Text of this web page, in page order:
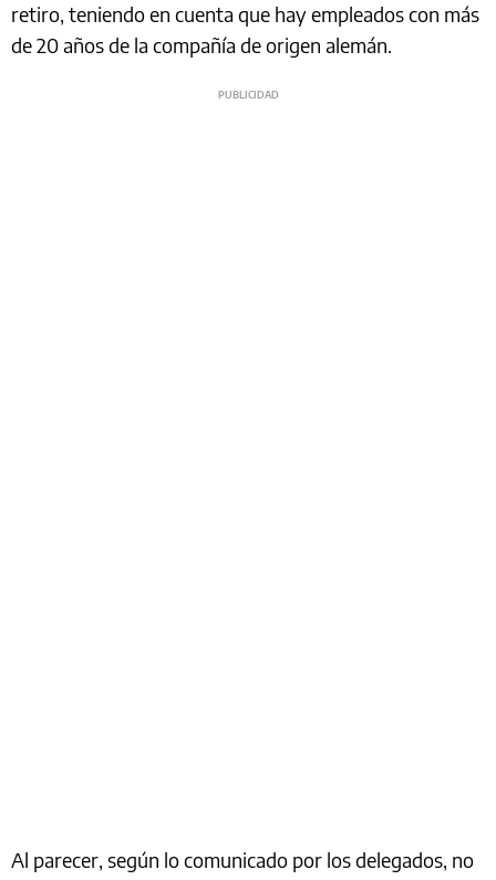
retiro, teniendo en cuenta que hay empleados con más
de 20 años de la compañía de origen alemán.
Al parecer, según lo comunicado por los delegados, no